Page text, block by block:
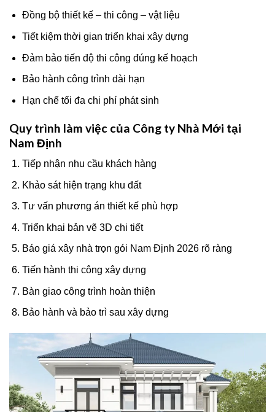
Đồng bộ thiết kế – thi công – vật liệu
Tiết kiệm thời gian triển khai xây dựng
Đảm bảo tiến độ thi công đúng kế hoạch
Bảo hành công trình dài hạn
Hạn chế tối đa chi phí phát sinh
Quy trình làm việc của Công ty Nhà Mới tại
Nam Định
Tiếp nhận nhu cầu khách hàng
Khảo sát hiện trạng khu đất
Tư vấn phương án thiết kế phù hợp
Triển khai bản vẽ 3D chi tiết
Báo giá xây nhà trọn gói Nam Định 2026 rõ ràng
Tiến hành thi công xây dựng
Bàn giao công trình hoàn thiện
Bảo hành và bảo trì sau xây dựng